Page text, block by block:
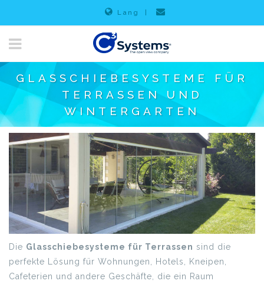
Lang
GLASSCHIEBESYSTEME FÜR
TERRASSEN UND
WINTERGARTEN
Die Glasschiebesysteme​ für Terrassen sind die
perfekte Lösung für Wohnungen, Hotels, Kneipen,
Cafeterien und andere Geschäfte, die ein Raum